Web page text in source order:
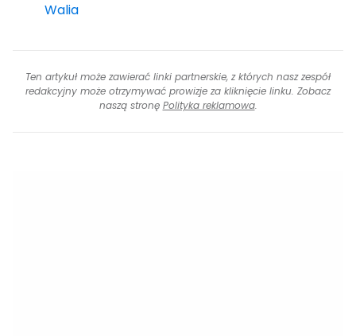
Walia
Ten artykuł może zawierać linki partnerskie, z których nasz zespół
redakcyjny może otrzymywać prowizje za kliknięcie linku. Zobacz
naszą stronę Polityka reklamowa.